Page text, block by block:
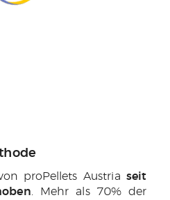
proPellets Austriaseit
. Mehr als 70% der